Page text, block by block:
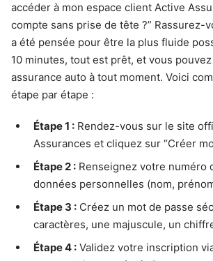
accéder à mon espace client Active
compte sans prise de tête ?” Rassurez-
a été pensée pour être la plus fluide
10 minutes, tout est prêt, et vous
assurance auto à tout moment. Voici
étape par étape :
Étape 1 : Rendez-vous sur le site
Assurances et cliquez sur “Créer
Étape 2 : Renseignez votre numéro
données personnelles (nom,
Étape 3 : Créez un mot de passe
caractères, une majuscule, un
Étape 4 : Validez votre inscription